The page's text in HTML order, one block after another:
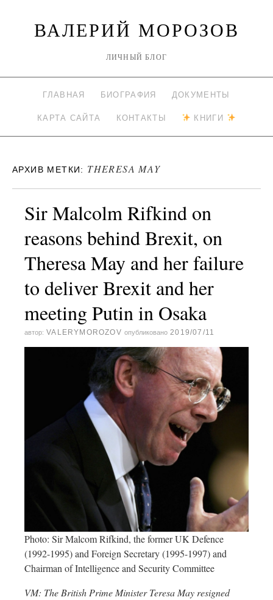
ВАЛЕРИЙ МОРОЗОВ
ЛИЧНЫЙ БЛОГ
ГЛАВНАЯ БИОГРАФИЯ ДОКУМЕНТЫ
КАРТА САЙТА КОНТАКТЫ КНИГИ
АРХИВ МЕТКИ: THERESA MAY
Sir Malcolm Rifkind on
reasons behind Brexit, on
Theresa May and her failure
to deliver Brexit and her
meeting Putin in Osaka
автор: VALERYMOROZOV опубликовано 2019/07/11
Photo: Sir Malcom Rifkind, the former UK Defence
(1992-1995) and Foreign Secretary (1995-1997) and
Chairman of Intelligence and Security Committee
VM: The British Prime Minister Teresa May resigned